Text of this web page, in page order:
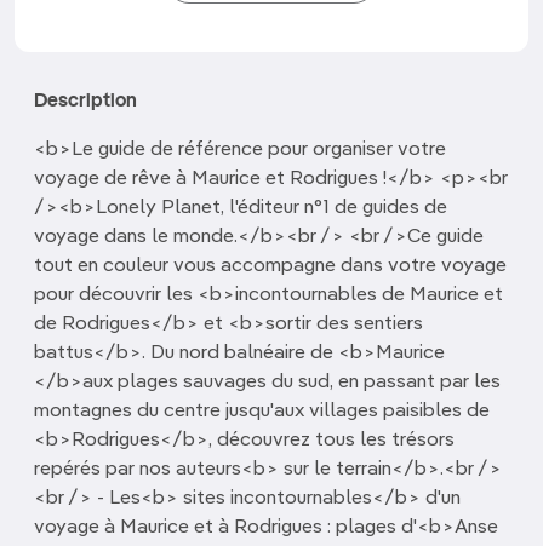
Description
<b>Le guide de référence pour organiser votre
voyage de rêve à Maurice et Rodrigues !</b> <p><br
/><b>Lonely Planet, l'éditeur n°1 de guides de
voyage dans le monde.</b><br /> <br />Ce guide
tout en couleur vous accompagne dans votre voyage
pour découvrir les <b>incontournables de Maurice et
de Rodrigues</b> et <b>sortir des sentiers
battus</b>. Du nord balnéaire de <b>Maurice
</b>aux plages sauvages du sud, en passant par les
montagnes du centre jusqu'aux villages paisibles de
<b>Rodrigues</b>, découvrez tous les trésors
repérés par nos auteurs<b> sur le terrain</b>.<br />
<br /> - Les<b> sites incontournables</b> d'un
voyage à Maurice et à Rodrigues : plages d'<b>Anse